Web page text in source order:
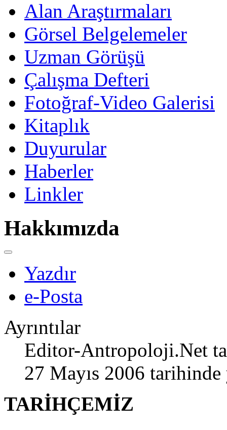
Alan Araştırmaları
Görsel Belgelemeler
Uzman Görüşü
Çalışma Defteri
Fotoğraf-Video Galerisi
Kitaplık
Duyurular
Haberler
Linkler
Hakkımızda
Yazdır
e-Posta
Ayrıntılar
Editor-Antropoloji.Net
27 Mayıs 2006 tarihinde
TARİHÇEMİZ